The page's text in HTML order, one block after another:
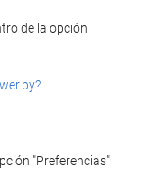
de la opción
"Preferencias"